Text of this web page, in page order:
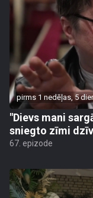
pirms 1 nedēļas, 5
"Dievs mani
sniegto zīmi
67. epizode